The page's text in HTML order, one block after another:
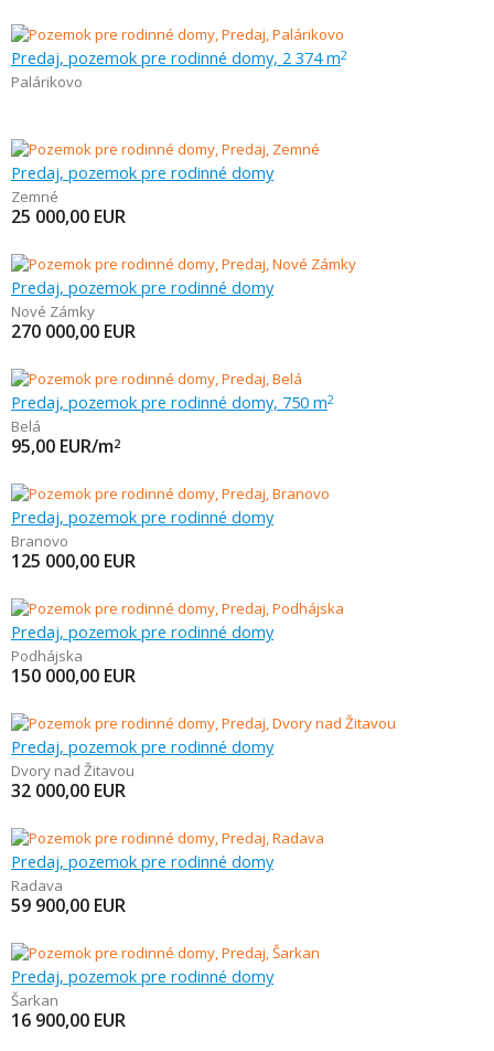
Predaj, pozemok pre rodinné domy, 2 374 m2
Palárikovo
Predaj, pozemok pre rodinné domy
Zemné
25 000,00 EUR
Predaj, pozemok pre rodinné domy
Nové Zámky
270 000,00 EUR
Predaj, pozemok pre rodinné domy, 750 m2
Belá
95,00 EUR/m2
Predaj, pozemok pre rodinné domy
Branovo
125 000,00 EUR
Predaj, pozemok pre rodinné domy
Podhájska
150 000,00 EUR
Predaj, pozemok pre rodinné domy
Dvory nad Žitavou
32 000,00 EUR
Predaj, pozemok pre rodinné domy
Radava
59 900,00 EUR
Predaj, pozemok pre rodinné domy
Šarkan
16 900,00 EUR